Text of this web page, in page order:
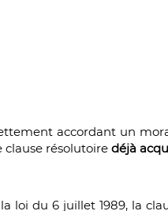
accordant un
résolutoire déjà
loi du 6 juillet 1989, la